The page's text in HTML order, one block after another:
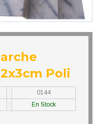
Poli
:
0144
: En Stock